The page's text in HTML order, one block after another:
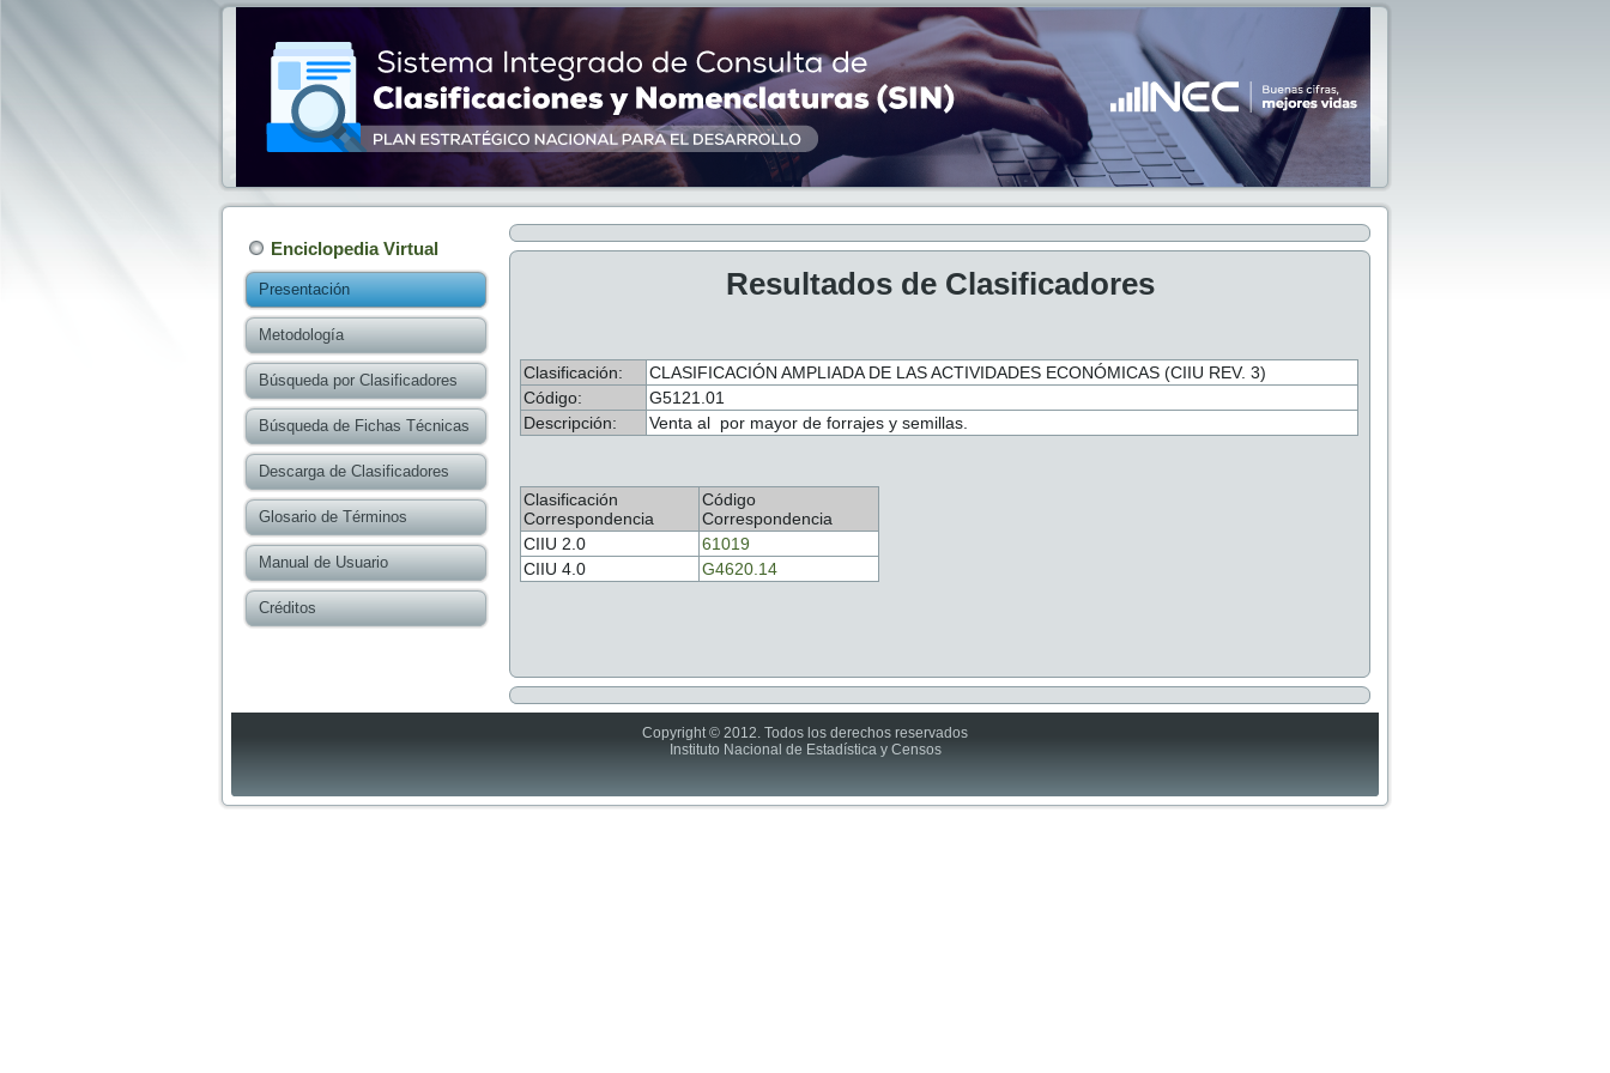
Enciclopedia Virtual
Presentación
Metodología
Búsqueda por Clasificadores
Búsqueda de Fichas Técnicas
Descarga de Clasificadores
Glosario de Términos
Manual de Usuario
Créditos
Resultados de Clasificadores
Clasificación:
CLASIFICACIÓN AMPLIADA DE LAS ACTIVIDADES ECONÓMICAS (CIIU REV. 3)
Código:
G5121.01
Descripción:
Venta al por mayor de forrajes y semillas.
Clasificación
Correspondencia
Código
Correspondencia
CIIU 2.0
61019
CIIU 4.0
G4620.14
Copyright © 2012. Todos los derechos reservados
Instituto Nacional de Estadística y Censos